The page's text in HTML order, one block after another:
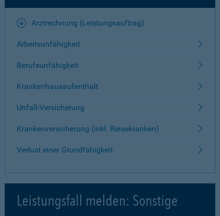
Arztrechnung (Leistungsauftrag)
Arbeitsunfähigkeit
Berufsunfähigkeit
Krankenhausaufenthalt
Unfall-Versicherung
Krankenversicherung (inkl. Reisekranken)
Verlust einer Grundfähigkeit
Leistungsfall melden: Sonstige